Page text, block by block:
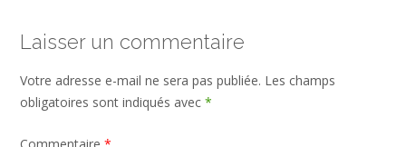
Laisser un commentaire
Votre adresse e-mail ne sera pas publiée. Les champs
obligatoires sont indiqués avec *